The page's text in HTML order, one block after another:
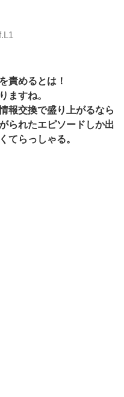
責めるとは！
ますね。
報交換で盛り上がるなら
られたエピソードしか出
てらっしゃる。